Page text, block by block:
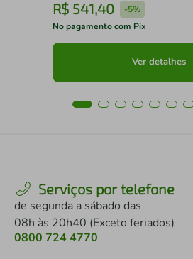
R$ 541,40 -5%
No pagamento com Pix
Ver detalhes
Serviços por telefone
de segunda a sábado das
08h às 20h40 (Exceto feriados)
0800 724 4770